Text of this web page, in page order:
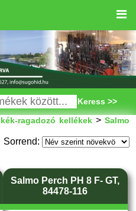
Keress >>
ragadozó kellékek> Salmo
Sorrend:
Salmo Perch PH 8 F- GT,
84478-116